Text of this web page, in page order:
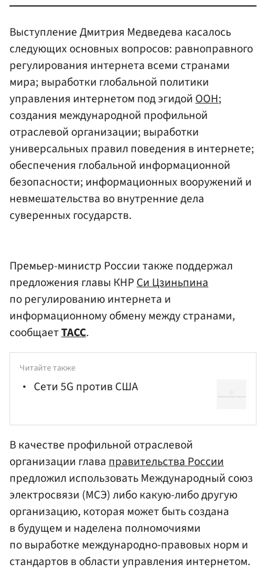
Выступление Дмитрия Медведева касалось
следующих основных вопросов: равноправного
регулирования интернета всеми странами
мира; выработки глобальной политики
управления интернетом под эгидойООН;
создания международной профильной
отраслевой организации; выработки
универсальных правил поведения в интернете;
обеспечения глобальной информационной
безопасности; информационных вооружений и
невмешательства во внутренние дела
суверенных государств.
Премьер-министр России также поддержал
предложения главы КНРСи Цзиньпина
по регулированию интернета и
информационному обмену между странами,
сообщаетТАСС.
Читайте также
Сети 5G против США
В качестве профильной отраслевой
организации главаправительства России
предложил использовать Международный союз
электросвязи (МСЭ) либо какую-либо другую
организацию, которая может быть создана
в будущем и наделена полномочиями
по выработке международно-правовых норм и
стандартов в области управления интернетом.